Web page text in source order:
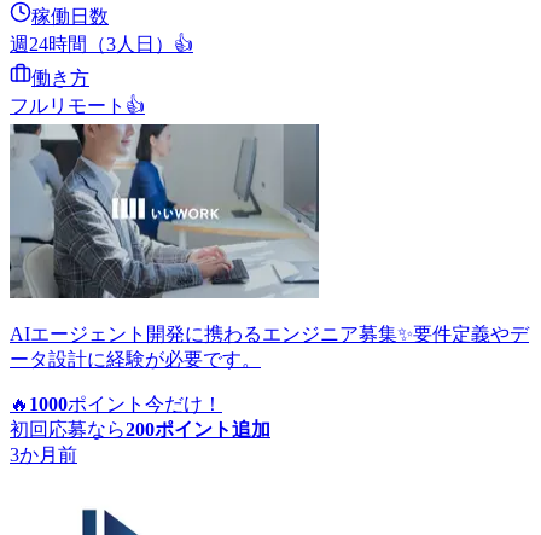
稼働日数
週24時間（3人日） 👍
働き方
フルリモート 👍
AIエージェント開発に携わるエンジニア募集✨要件定義やデ
ータ設計に経験が必要です。
🔥 1000ポイント 今だけ！
初回応募なら200ポイント追加
3か月前